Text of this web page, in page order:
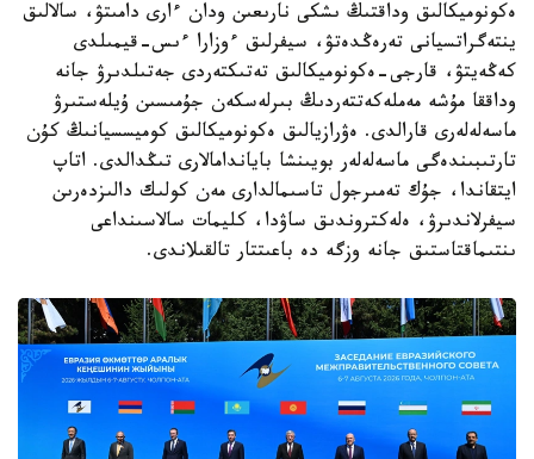
ەكونوميكالىق وداقتىڭ ىشكى نارىعىن ودان ءارى دامىتۋ، سالالىق
ينتەگراتسيانى تەرەڭدەتۋ، سيفرلىق ءوزارا ءىس-قيمىلدى
كەڭەيتۋ، قارجى-ەكونوميكالىق تەتىكتەردى جەتىلدىرۋ جانە
وداققا مۇشە مەملەكەتتەردىڭ بىرلەسكەن جۇمىسىن ۇيلەستىرۋ
ماسەلەلەرى قارالدى. ەۋرازيالىق ەكونوميكالىق كوميسسيانىڭ كۇن
تارتىبىندەگى ماسەلەلەر بويىنشا باياندامالارى تىڭدالدى. اتاپ
ايتقاندا، جۇك تەمىرجول تاسىمالدارى مەن كولىك دالىزدەرىن
سيفرلاندىرۋ، ەلەكتروندىق ساۋدا، كليمات سالاسىنداعى
ىنتىماقتاستىق جانە وزگە دە باعىتتار تالقىلاندى.